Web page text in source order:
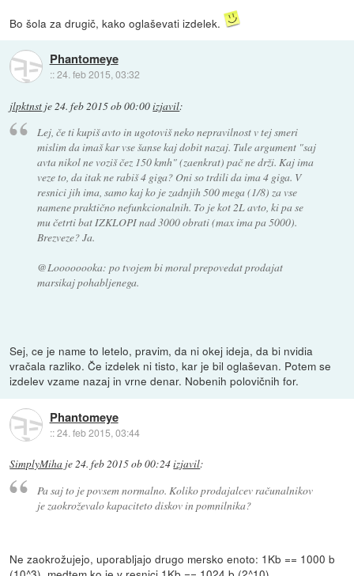
Bo šola za drugič, kako oglaševati izdelek.
Phantomeye
::24. feb 2015, 03:32
jlpktnst je24. feb 2015 ob 00:00izjavil:
Lej, če ti kupiš avto in ugotoviš neko nepravilnost v tej smeri
mislim da imaš kar vse šanse kaj dobit nazaj. Tule argument "saj
avta nikol ne voziš čez 150 kmh" (zaenkrat) pač ne drži. Kaj ima
veze to, da itak ne rabiš 4 giga? Oni so trdili da ima 4 giga. V
resnici jih ima, samo kaj ko je zadnjih 500 mega (1/8) za vse
namene praktično nefunkcionalnih. To je kot 2L avto, ki pa se
mu četrti bat IZKLOPI nad 3000 obrati (max ima pa 5000).
Brezveze? Ja.
@Loooooooka: po tvojem bi moral prepovedat prodajat
marsikaj pohabljenega.
Sej, ce je name to letelo, pravim, da ni okej ideja, da bi nvidia
vračala razliko. Če izdelek ni tisto, kar je bil oglaševan. Potem se
izdelev vzame nazaj in vrne denar. Nobenih polovičnih for.
Phantomeye
::24. feb 2015, 03:44
SimplyMiha je24. feb 2015 ob 00:24izjavil:
Pa saj to je povsem normalno. Koliko prodajalcev računalnikov
je zaokroževalo kapaciteto diskov in pomnilnika?
Ne zaokrožujejo, uporabljajo drugo mersko enoto: 1Kb == 1000 b